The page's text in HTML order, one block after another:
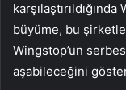
büyüme, bu
Wingstop’un
aşabileceğini